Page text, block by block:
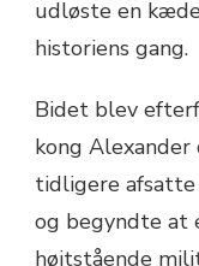
udløste en
historiens gang.
Bidet blev
kong Alexander
tidligere
og begyndte at
højtstående